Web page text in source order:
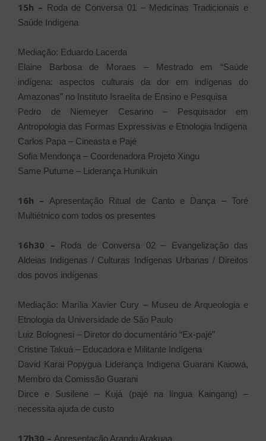
15h – Roda de Conversa 01 – Medicinas Tradicionais e
Saúde Indígena
Mediação: Eduardo Lacerda
Elaine Barbosa de Moraes – Mestrado em “Saúde
indígena: aspectos culturais da dor em indígenas do
Amazonas” no Instituto Israelita de Ensino e Pesquisa
Pedro de Niemeyer Cesarino – Pesquisador em
Antropologia das Formas Expressivas e Etnologia Indígena
Carlos Papa – Cineasta e Pajé
Sofia Mendonça – Coordenadora Projeto Xingu
Same Putume – Liderança Hunikuin
16h – Apresentação Ritual de Canto e Dança – Toré
Multiétnico com todos os presentes
16h30 –
Roda de Conversa 02 – Evangelização das
Aldeias Indígenas / Culturas Indígenas Urbanas / Direitos
dos povos indígenas
Mediação: Marília Xavier Cury – Museu de Arqueologia e
Etnologia da Universidade de São Paulo
Luiz Bolognesi – Diretor do documentário “Ex-pajé”
Cristine Takuá – Educadora e Militante Indígena
David Karai Popygua Liderança Indígena Guarani Kaiowá,
Membro da Comissão Guarani
Dirce e Susilene – Kujá (pajé na língua Kaingang) –
necessita ajuda de custo
17h30 – Apresentação Arandu Arakuaa